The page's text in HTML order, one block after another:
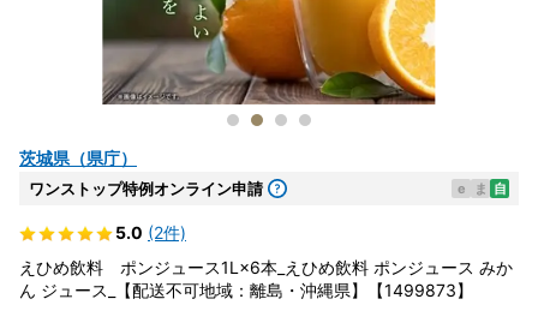
茨城県（県庁）
ワンストップ特例オンライン申請 e ま 自
5.0 (2件)
えひめ飲料 ポンジュース1L×6本_えひめ飲料 ポンジュース みか
ん ジュース_【配送不可地域：離島・沖縄県】【1499873】